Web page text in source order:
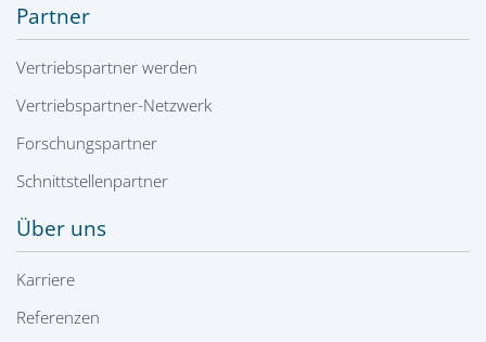
Partner
Vertriebspartner werden
Vertriebspartner-Netzwerk
Forschungspartner
Schnittstellenpartner
Über uns
Karriere
Referenzen